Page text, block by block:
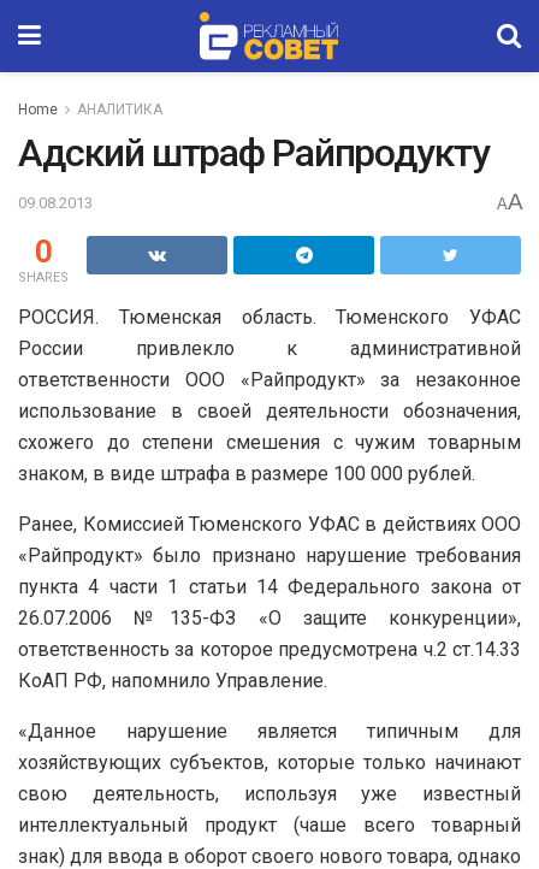
Home АНАЛИТИКА
Адский штраф Райпродукту
09.08.2013 AA
0
SHARES
РОССИЯ. Тюменская область. Тюменского УФАС
России привлекло к административной
ответственности ООО «Райпродукт» за незаконное
использование в своей деятельности обозначения,
схожего до степени смешения с чужим товарным
знаком, в виде штрафа в размере 100 000 рублей.
Ранее, Комиссией Тюменского УФАС в действиях ООО
«Райпродукт» было признано нарушение требования
пункта 4 части 1 статьи 14 Федерального закона от
26.07.2006 №135-ФЗ «О защите конкуренции»,
ответственность за которое предусмотрена ч.2 ст.14.33
КоАП РФ, напомнило Управление.
«Данное нарушение является типичным для
хозяйствующих субъектов, которые только начинают
свою деятельность, используя уже известный
интеллектуальный продукт (чаше всего товарный
знак) для ввода в оборот своего нового товара, однако